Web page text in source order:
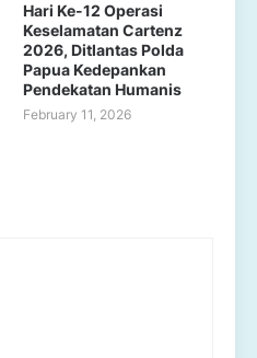
Hari Ke-12 Operasi
Keselamatan Cartenz
2026, Ditlantas Polda
Papua Kedepankan
Pendekatan Humanis
February 11, 2026